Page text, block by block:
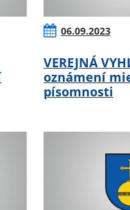
06.09.2023
VEREJNÁ
oznámení
písomnosti